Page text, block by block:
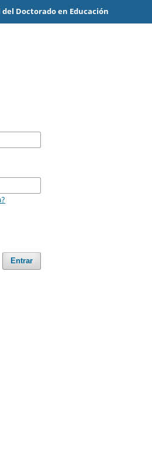
Doctorado en Educación
Entrar